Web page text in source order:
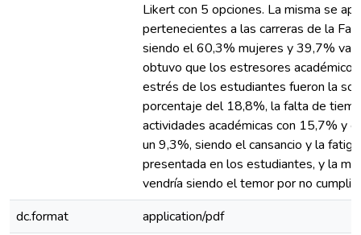
Likert con 5 opciones. La misma se
pertenecientes a las carreras de la
siendo el 60,3% mujeres y 39,7%
obtuvo que los estresores
estrés de los estudiantes fueron la
porcentaje del 18,8%, la falta de
actividades académicas con 15,7% y
un 9,3%, siendo el cansancio y la
presentada en los estudiantes, y la
vendría siendo el temor por no cumplir
dc.format
application/pdf